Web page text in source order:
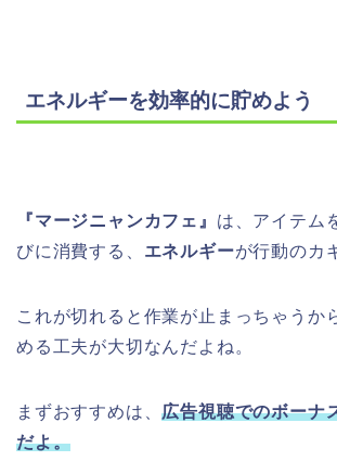
エネルギーを効率的に貯めよう
『マージニャンカフェ』 は、アイテム
びに消費する、 エネルギーが行動のカ
これが切れると作業が止まっちゃうか
める工夫が大切なんだよね。
まずおすすめは、広告視聴でのボーナ
だよ。